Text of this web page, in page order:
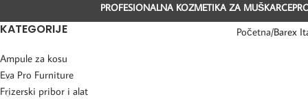
PROFESIONALNA KOZMETIKA ZA MUŠKARCE
KATEGORIJE
Ampule za kosu
Eva Pro Furniture
Frizerski pribor i alat
Početna Barex